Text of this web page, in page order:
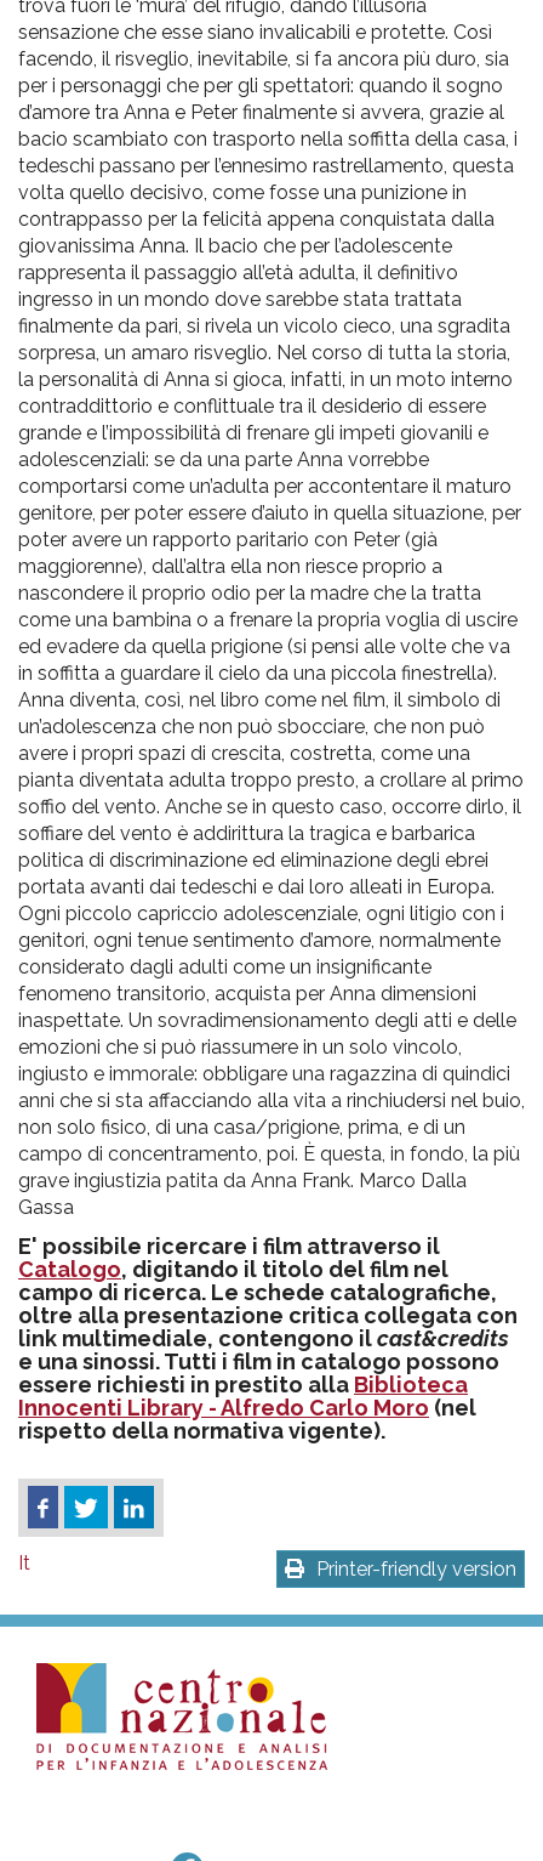
trova fuori le ‘mura’ del rifugio, dando l’illusoria
sensazione che esse siano invalicabili e protette. Così
facendo, il risveglio, inevitabile, si fa ancora più duro, sia
per i personaggi che per gli spettatori: quando il sogno
d’amore tra Anna e Peter finalmente si avvera, grazie al
bacio scambiato con trasporto nella soffitta della casa, i
tedeschi passano per l’ennesimo rastrellamento, questa
volta quello decisivo, come fosse una punizione in
contrappasso per la felicità appena conquistata dalla
giovanissima Anna. Il bacio che per l’adolescente
rappresenta il passaggio all’età adulta, il definitivo
ingresso in un mondo dove sarebbe stata trattata
finalmente da pari, si rivela un vicolo cieco, una sgradita
sorpresa, un amaro risveglio. Nel corso di tutta la storia,
la personalità di Anna si gioca, infatti, in un moto interno
contraddittorio e conflittuale tra il desiderio di essere
grande e l’impossibilità di frenare gli impeti giovanili e
adolescenziali: se da una parte Anna vorrebbe
comportarsi come un’adulta per accontentare il maturo
genitore, per poter essere d’aiuto in quella situazione, per
poter avere un rapporto paritario con Peter (già
maggiorenne), dall’altra ella non riesce proprio a
nascondere il proprio odio per la madre che la tratta
come una bambina o a frenare la propria voglia di uscire
ed evadere da quella prigione (si pensi alle volte che va
in soffitta a guardare il cielo da una piccola finestrella).
Anna diventa, così, nel libro come nel film, il simbolo di
un’adolescenza che non può sbocciare, che non può
avere i propri spazi di crescita, costretta, come una
pianta diventata adulta troppo presto, a crollare al primo
soffio del vento. Anche se in questo caso, occorre dirlo, il
soffiare del vento è addirittura la tragica e barbarica
politica di discriminazione ed eliminazione degli ebrei
portata avanti dai tedeschi e dai loro alleati in Europa.
Ogni piccolo capriccio adolescenziale, ogni litigio con i
genitori, ogni tenue sentimento d’amore, normalmente
considerato dagli adulti come un insignificante
fenomeno transitorio, acquista per Anna dimensioni
inaspettate. Un sovradimensionamento degli atti e delle
emozioni che si può riassumere in un solo vincolo,
ingiusto e immorale: obbligare una ragazzina di quindici
anni che si sta affacciando alla vita a rinchiudersi nel buio,
non solo fisico, di una casa/prigione, prima, e di un
campo di concentramento, poi. È questa, in fondo, la più
grave ingiustizia patita da Anna Frank. Marco Dalla
Gassa
E' possibile ricercare i film attraverso il
Catalogo, digitando il titolo del film nel
campo di ricerca. Le schede catalografiche,
oltre alla presentazione critica collegata con
link multimediale, contengono ilcast&credits
e una sinossi. Tutti i film in catalogo possono
essere richiesti in prestito alla Biblioteca
Innocenti Library - Alfredo Carlo Moro (nel
rispetto della normativa vigente).
Printer-friendly version
It